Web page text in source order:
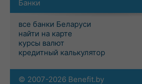
Банки
все банки Беларуси
найти на карте
курсы валют
кредитный калькулятор
© 2007-2026 Benefit.by